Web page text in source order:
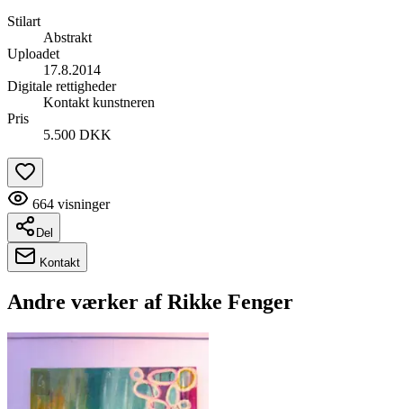
Stilart
Abstrakt
Uploadet
17.8.2014
Digitale rettigheder
Kontakt kunstneren
Pris
5.500 DKK
664 visninger
Del
Kontakt
Andre værker afRikke Fenger